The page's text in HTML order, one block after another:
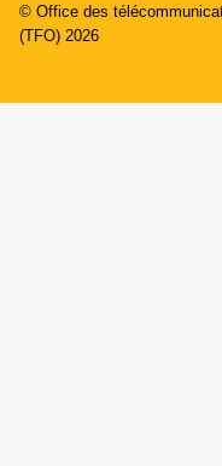
© Office des
(TFO) 2026